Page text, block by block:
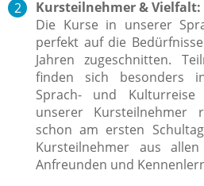
Kursteilnehmer & Vielfalt:
Die Kurse in unserer
perfekt auf die
Jahren zugeschnitten.
finden sich besonders
Sprach- und
unserer
schon am ersten
Kursteilnehmer aus
Anfreunden und